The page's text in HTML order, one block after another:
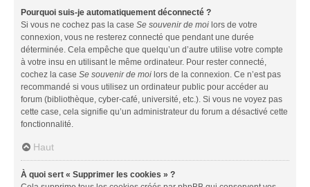
Pourquoi suis-je automatiquement déconnecté ?
Si vous ne cochez pas la case Se souvenir de moi lors de votre
connexion, vous ne resterez connecté que pendant une durée
déterminée. Cela empêche que quelqu’un d’autre utilise votre compte
à votre insu en utilisant le même ordinateur. Pour rester connecté,
cochez la case Se souvenir de moi lors de la connexion. Ce n’est pas
recommandé si vous utilisez un ordinateur public pour accéder au
forum (bibliothèque, cyber-café, université, etc.). Si vous ne voyez pas
cette case, cela signifie qu’un administrateur du forum a désactivé cette
fonctionnalité.
Haut
À quoi sert « Supprimer les cookies » ?